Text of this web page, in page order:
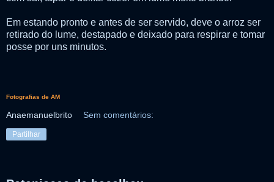
Em estando pronto e antes de ser servido, deve o arroz ser
retirado do lume, destapado e deixado para respirar e tomar
posse por uns minutos.
Fotografias de AM
Anaemanuelbrito Sem comentários:
Partilhar